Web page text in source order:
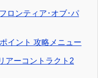
ロンティア･オブ･パ
イント 攻略メニュー
アーコントラクト2